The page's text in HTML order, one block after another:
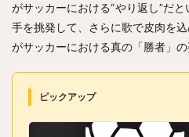
がサッカーにおける“やり返し”だ
手を挑発して、さらに歌で皮肉を
がサッカーにおける真の「勝者」の
ピックアップ